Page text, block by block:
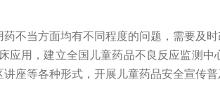
当方面均有不同程度的问题，需要及时
用，建立全国儿童药品不良反应监测中
座等各种形式，开展儿童药品安全宣传普